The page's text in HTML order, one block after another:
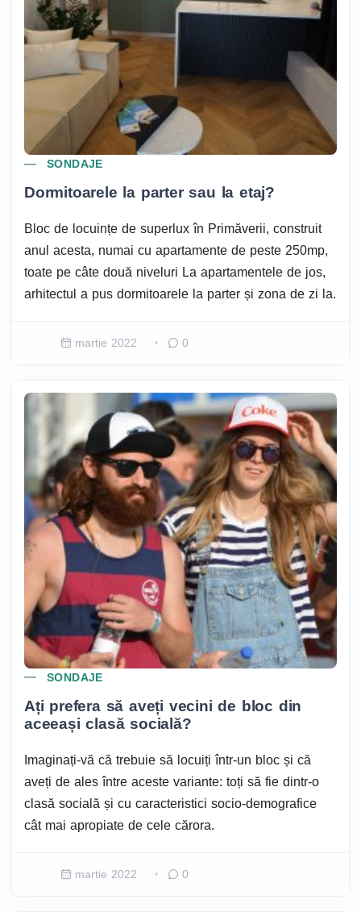
SONDAJE
Dormitoarele la parter sau la etaj?
Bloc de locuințe de superlux în Primăverii, construit
anul acesta, numai cu apartamente de peste 250mp,
toate pe câte două niveluri La apartamentele de jos,
arhitectul a pus dormitoarele la parter și zona de zi la.
martie 2022 0
SONDAJE
Ați prefera să aveți vecini de bloc din
aceeași clasă socială?
Imaginați-vă că trebuie să locuiți într-un bloc și că
aveți de ales între aceste variante: toți să fie dintr-o
clasă socială și cu caracteristici socio-demografice
cât mai apropiate de cele cărora.
martie 2022 0